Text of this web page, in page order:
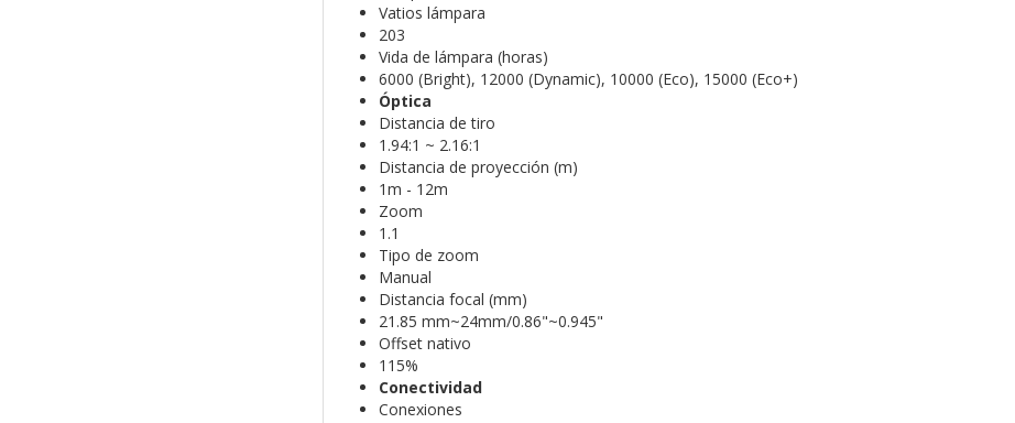
Vatios lámpara
203
Vida de lámpara (horas)
6000 (Bright), 12000 (Dynamic), 10000 (Eco), 15000 (Eco+)
Óptica
Distancia de tiro
1.94:1 ~ 2.16:1
Distancia de proyección (m)
1m - 12m
Zoom
1.1
Tipo de zoom
Manual
Distancia focal (mm)
21.85 mm~24mm/0.86"~0.945"
Offset nativo
115%
Conectividad
Conexiones